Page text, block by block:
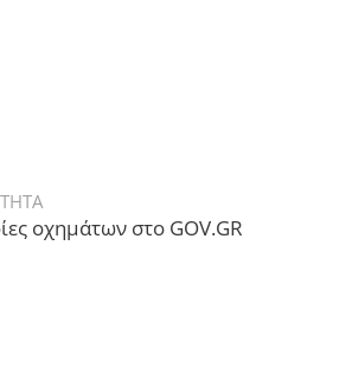
οχημάτων στο GOV.GR